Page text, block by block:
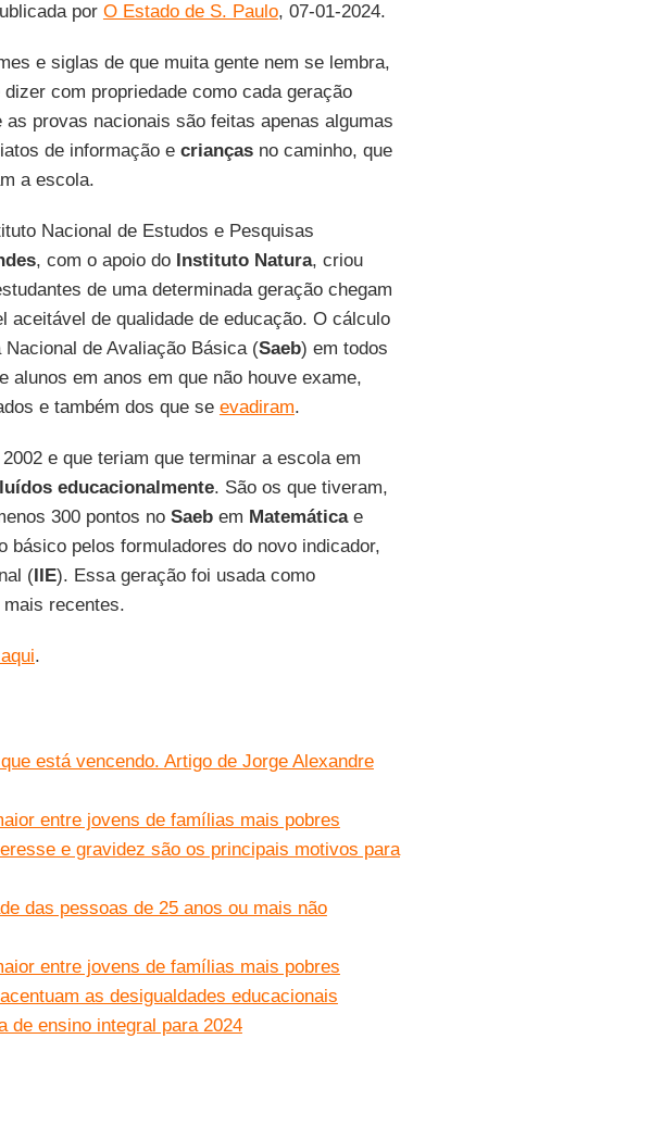
por O Estado de S. Paulo, 07-01-2024.
e siglas de que muita gente nem se lembra,
com propriedade como cada geração
as provas nacionais são feitas apenas algumas
de informação e criançasno caminho, que
a escola.
Nacional de Estudos e Pesquisas
, com o apoio do Instituto Natura, criou
de uma determinada geração chegam
aceitável de qualidade de educação. O cálculo
de Avaliação Básica (Saeb) em todos
alunos em anos em que não houve exame,
e também dos que se evadiram.
e que teriam que terminar a escola em
educacionalmente. São os que tiveram,
300 pontos no Saebem Matemáticae
básico pelos formuladores do novo indicador,
(IIE). Essa geração foi usada como
recentes.
.
está vencendo. Artigo de Jorge Alexandre
entre jovens de famílias mais pobres
e gravidez são os principais motivos para
das pessoas de 25 anos ou mais não
entre jovens de famílias mais pobres
as desigualdades educacionais
de ensino integral para 2024